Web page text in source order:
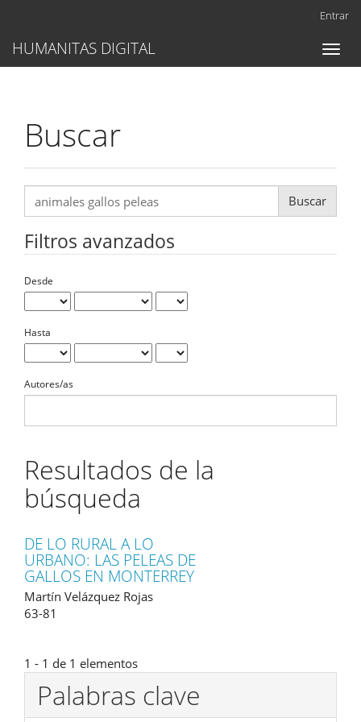
Contenido
principal
Entrar
Toggle
HUMANITAS DIGITAL
Buscar
Buscar
artículos
por
Filtros avanzados
Desde
Hasta
Autores/as
Resultados de la
búsqueda
DE LO RURAL A LO
URBANO: LAS PELEAS DE
GALLOS EN MONTERREY
Martín Velázquez Rojas
63-81
1 - 1 de 1 elementos
Palabras clave